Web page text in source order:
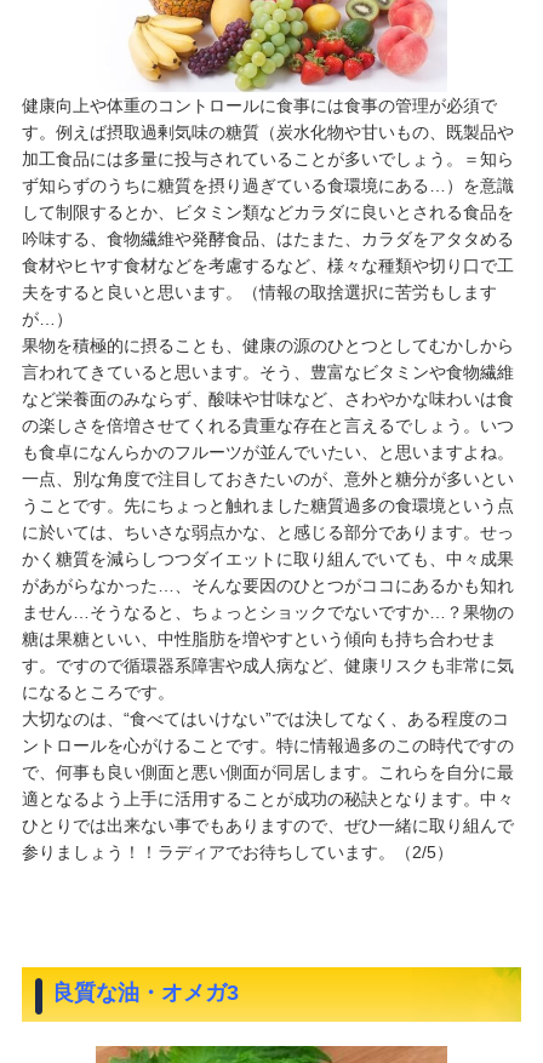
健康向上や体重のコントロールに食事には食事の管理が必須で
す。例えば摂取過剰気味の糖質（炭水化物や甘いもの、既製品や
加工食品には多量に投与されていることが多いでしょう。＝知ら
ず知らずのうちに糖質を摂り過ぎている食環境にある…）を意識
して制限するとか、ビタミン類などカラダに良いとされる食品を
吟味する、食物繊維や発酵食品、はたまた、カラダをアタタめる
食材やヒヤす食材などを考慮するなど、様々な種類や切り口で工
夫をすると良いと思います。（情報の取捨選択に苦労もします
が…）
果物を積極的に摂ることも、健康の源のひとつとしてむかしから
言われてきていると思います。そう、豊富なビタミンや食物繊維
など栄養面のみならず、酸味や甘味など、さわやかな味わいは食
の楽しさを倍増させてくれる貴重な存在と言えるでしょう。いつ
も食卓になんらかのフルーツが並んでいたい、と思いますよね。
一点、別な角度で注目しておきたいのが、意外と糖分が多いとい
うことです。先にちょっと触れました糖質過多の食環境という点
に於いては、ちいさな弱点かな、と感じる部分であります。せっ
かく糖質を減らしつつダイエットに取り組んでいても、中々成果
があがらなかった…、そんな要因のひとつがココにあるかも知れ
ません…そうなると、ちょっとショックでないですか…？果物の
糖は果糖といい、中性脂肪を増やすという傾向も持ち合わせま
す。ですので循環器系障害や成人病など、健康リスクも非常に気
になるところです。
大切なのは、“食べてはいけない”では決してなく、ある程度のコ
ントロールを心がけることです。特に情報過多のこの時代ですの
で、何事も良い側面と悪い側面が同居します。これらを自分に最
適となるよう上手に活用することが成功の秘訣となります。中々
ひとりでは出来ない事でもありますので、ぜひ一緒に取り組んで
参りましょう！！ラディアでお待ちしています。（2/5）
良質な油・オメガ3